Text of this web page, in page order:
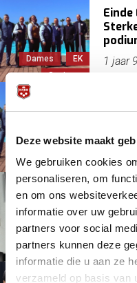
Deze website maakt
We gebruiken cookies
personaliseren, om
en om ons
informatie over uw
partners voor social
partners kunnen deze
informatie die u aan ze
verzameld op basis van
Dames
EK
Senioren
Einde
1 jaar
Senioren
32;
1 jaar
11
1 jaar